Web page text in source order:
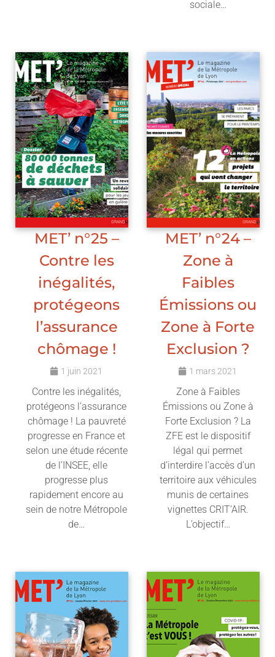
sociale…
MET’ n°25 –
Contre les
inégalités,
protégeons
l’assurance
chômage !
1 juin 2021
Contre les inégalités,
protégeons l’assurance
chômage ! La pauvreté
progresse en France et
selon une étude récente
de l’INSEE, elle
progresse plus
rapidement encore au
sein de notre Métropole
de…
MET’ n°24 –
Zone à
Faibles
Émissions ou
Zone à Forte
Exclusion ?
1 mars 2021
Zone à Faibles
Émissions ou Zone à
Forte Exclusion ? La
ZFE est le dispositif
légal qui permet
d’interdire l’accès d’un
territoire aux véhicules
munis de certaines
vignettes CRIT’AIR.
L’objectif…